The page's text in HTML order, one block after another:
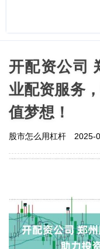
开配资公司
业配资服务
值梦想！
股市怎么用杠杆 2025-